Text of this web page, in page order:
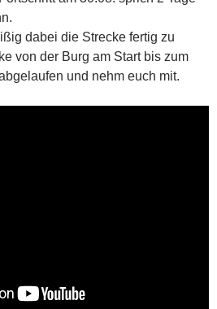
dabei die Strecke fertig zu
von der Burg am Start bis zum
und nehm euch mit.